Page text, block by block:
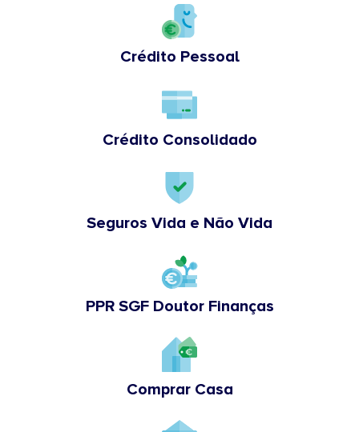
Crédito Pessoal
Crédito Consolidado
Seguros Vida e Não Vida
PPR SGF Doutor Finanças
Comprar Casa